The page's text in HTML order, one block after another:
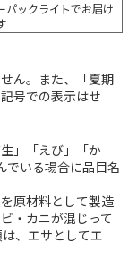
パックライトでお届け
ん。また、「夏期
号での表示はせ
」「えび」「か
でいる場合に品目名
原材料として製造
・カニが混じって
、エサとしてエ